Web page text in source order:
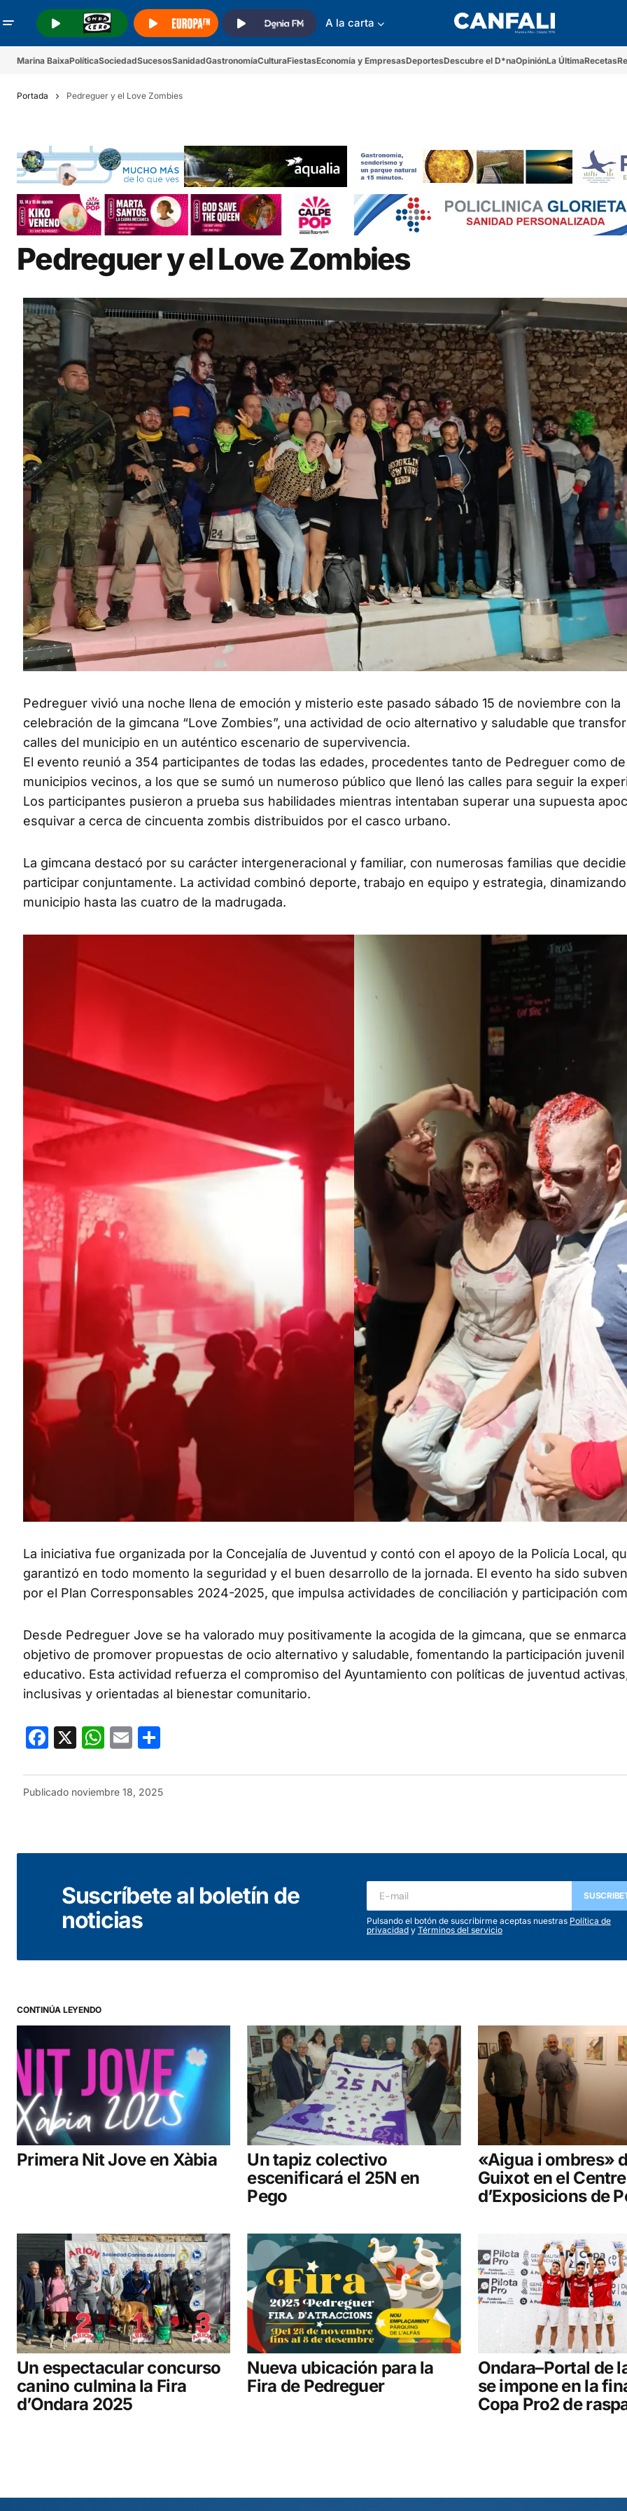
A la carta
Marina BaixaPolíticaSociedadSucesosSanidadGastronomíaCulturaFiestasEconomía y EmpresasDeportesDescubre el D*naOpiniónLa ÚltimaRecetas
Portada Pedreguer y el Love Zombies
Pedreguer y el Love Zombies
Pedreguer vivió una noche llena de emoción y misterio este pasado sábado 15 de noviembre con la
celebración de la gimcana “Love Zombies”, una actividad de ocio alternativo y saludable que
calles del municipio en un auténtico escenario de supervivencia.
El evento reunió a 354 participantes de todas las edades, procedentes tanto de Pedreguer como de
municipios vecinos, a los que se sumó un numeroso público que llenó las calles para seguir la
Los participantes pusieron a prueba sus habilidades mientras intentaban superar una supuesta
esquivar a cerca de cincuenta zombis distribuidos por el casco urbano.
La gimcana destacó por su carácter intergeneracional y familiar, con numerosas familias que
participar conjuntamente. La actividad combinó deporte, trabajo en equipo y estrategia,
municipio hasta las cuatro de la madrugada.
La iniciativa fue organizada por la Concejalía de Juventud y contó con el apoyo de la Policía Local,
garantizó en todo momento la seguridad y el buen desarrollo de la jornada. El evento ha sido
por el Plan Corresponsables 2024-2025, que impulsa actividades de conciliación y participación
Desde Pedreguer Jove se ha valorado muy positivamente la acogida de la gimcana, que se
objetivo de promover propuestas de ocio alternativo y saludable, fomentando la participación
educativo. Esta actividad refuerza el compromiso del Ayuntamiento con políticas de juventud
inclusivas y orientadas al bienestar comunitario.
Facebook
X WhatsApp
Email
Publicado noviembre 18, 2025
Suscríbete al boletín de
noticias
Pulsando el botón de suscribirme aceptas nuestras Política de
privacidad y Términos del servicio
CONTINÚA LEYENDO
Primera Nit Jove en Xàbia
Un tapiz colectivo
escenificará el 25N en
Pego
«Aigua i ombres»
Guixot en el Centre
d’Exposicions de
Un espectacular concurso
canino culmina la Fira
d’Ondara 2025
Nueva ubicación para la
Fira de Pedreguer
Ondara–Portal de
se impone en la
Copa Pro2 de